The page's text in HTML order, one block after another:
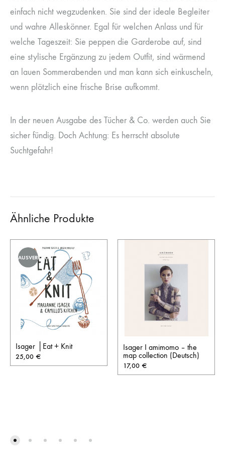
einfach nicht wegzudenken. Sie sind der ideale Begleiter
und wahre Alleskönner. Egal für welchen Anlass und für
welche Tageszeit: Sie peppen die Garderobe auf, sind
eine stylische Ergänzung zu jedem Outfit, sind wärmend
an lauen Sommerabenden und man kann sich einkuscheln,
wenn plötzlich eine frische Brise aufkommt.
In der neuen Ausgabe des Tücher & Co. werden auch Sie
sicher fündig. Doch Achtung: Es herrscht absolute
Suchtgefahr!
Ähnliche Produkte
AUSVERKAUFT
Isager │Eat + Knit
25,00 €
Isager I amimomo – the
map collection (Deutsch)
17,00 €